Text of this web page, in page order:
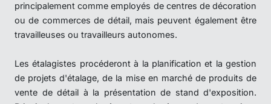
principalement comme employés de centres de décoration
ou de commerces de détail, mais peuvent également être
travailleuses ou travailleurs autonomes.
Les étalagistes procéderont à la planification et la gestion
de projets d'étalage, de la mise en marché de produits de
vente de détail à la présentation de stand d'exposition.